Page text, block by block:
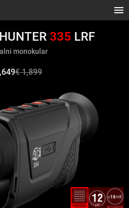
335 LRF
monokular
€ 1,899